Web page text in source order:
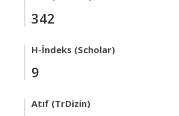
342
H-İndeks (Scholar)
9
Atıf (TrDizin)